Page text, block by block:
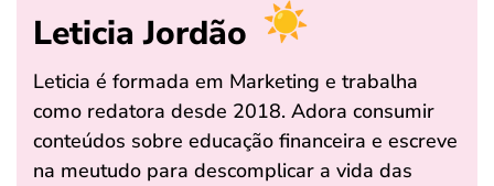
Leticia Jordão
Leticia é formada em Marketing e trabalha
como redatora desde 2018. Adora consumir
conteúdos sobre educação financeira e escreve
na meutudo para descomplicar a vida das